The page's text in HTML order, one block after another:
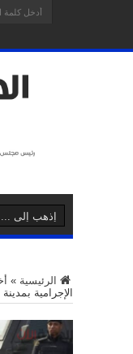
الرئيسية »
الإجرامية